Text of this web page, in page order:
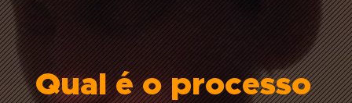
Qual é o processo